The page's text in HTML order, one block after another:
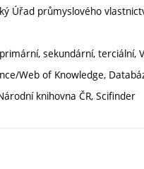
Úřad průmyslového
sekundární, terciální,
Web of Knowledge,
knihovna ČR, Scifinder